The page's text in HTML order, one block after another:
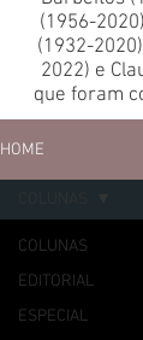
(1956-2020)
(1932-2020)
2022) e
que foram
HOME
COLUNAS
EDITORIAL
ESPECIAL